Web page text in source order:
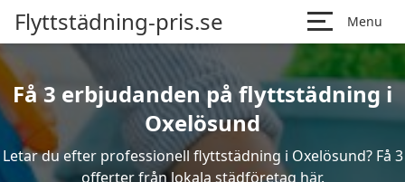
Flyttstädning-pris.se Menu
Få 3 erbjudanden på flyttstädning i
Oxelösund
Letar du efter professionell flyttstädning i Oxelösund? Få 3
offerter från lokala städföretag här.